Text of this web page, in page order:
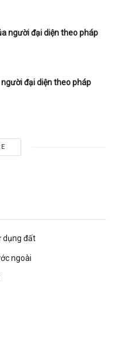
người đại diện theo pháp
đại diện theo pháp
dụng đất
ngoài